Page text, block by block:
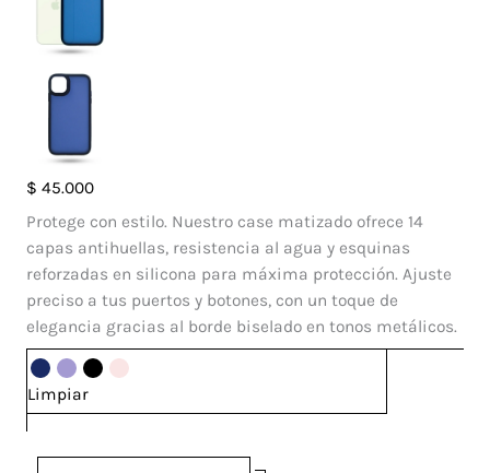
$ 45.000
Protege con estilo. Nuestro case matizado ofrece 14
capas antihuellas, resistencia al agua y esquinas
reforzadas en silicona para máxima protección. Ajuste
preciso a tus puertos y botones, con un toque de
elegancia gracias al borde biselado en tonos metálicos.
Limpiar
Case
Francia
15
cantidad